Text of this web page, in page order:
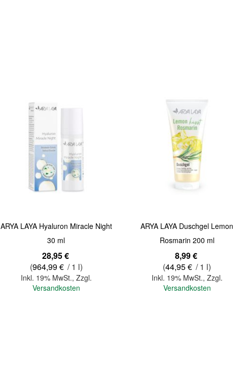
Quickview
ARYA LAYA Hyaluron Miracle Night
30 ml
28,95 €
(964,99 € / 1 l)
Inkl. 19% MwSt., Zzgl.
Versandkosten
ARYA LAYA Duschgel Lemon
Rosmarin 200 ml
8,99 €
(44,95 € / 1 l)
Inkl. 19% MwSt., Zzgl.
Versandkosten